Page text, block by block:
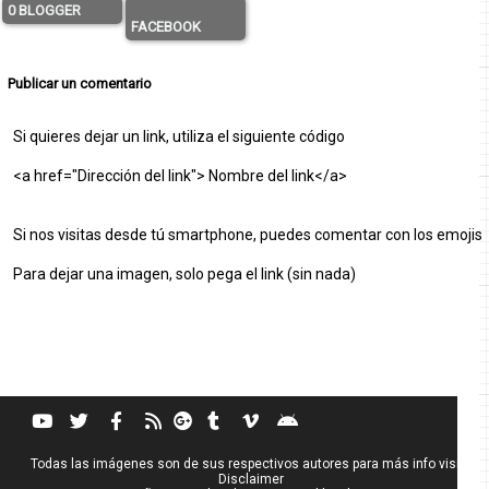
0 BLOGGER
FACEBOOK
Publicar un comentario
Si quieres dejar un link, utiliza el siguiente código
<a href="Dirección del link"> Nombre del link</a>
Si nos visitas desde tú smartphone, puedes comentar con los emojis
Para dejar una imagen, solo pega el link (sin nada)
Todas las imágenes son de sus respectivos autores para más info visita
Disclaimer